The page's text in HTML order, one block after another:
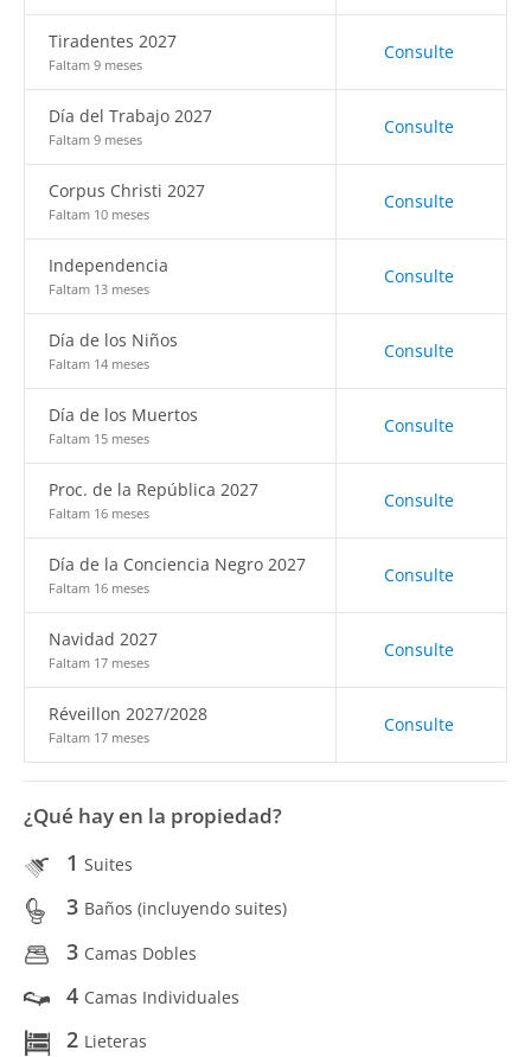
Tiradentes 2027
Faltam 9 meses
Consulte
Día del Trabajo 2027
Faltam 9 meses
Consulte
Corpus Christi 2027
Faltam 10 meses
Consulte
Independencia
Faltam 13 meses
Consulte
Día de los Niños
Faltam 14 meses
Consulte
Día de los Muertos
Faltam 15 meses
Consulte
Proc. de la República 2027
Faltam 16 meses
Consulte
Día de la Conciencia Negro 2027
Faltam 16 meses
Consulte
Navidad 2027
Faltam 17 meses
Consulte
Réveillon 2027/2028
Faltam 17 meses
Consulte
¿Qué hay en la propiedad?
1 Suites
3 Baños (incluyendo suites)
3 Camas Dobles
4 Camas Individuales
2 Lieteras